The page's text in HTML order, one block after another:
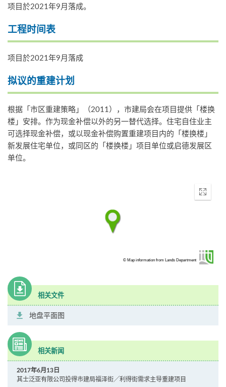
项目於2021年9月落成。
工程时间表
项目於2021年9月落成
拟议的重建计划
根据「市区重建策略」（2011），市建局会在项目提供「楼换
楼」安排。作为现金补偿以外的另一替代选择。住宅自住业主
可选择现金补偿，或以现金补偿购置重建项目内的「楼换楼」
新发展住宅单位，或同区的「楼换楼」项目单位或启德发展区
单位。
Enter
© Map information from Lands Department
相关文件
地盘平面图
相关新闻
2017年6月13日
其士泛亚有限公司投得市建局福泽街╱利得街需求主导重建项目